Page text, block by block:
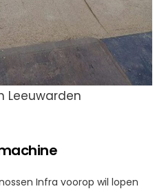
Leeuwarden
Infra voorop wil lopen